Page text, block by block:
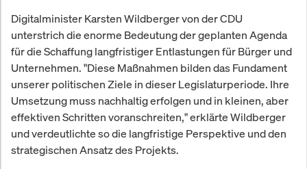
Digitalminister Karsten Wildberger von der CDU
unterstrich die enorme Bedeutung der geplanten Agenda
für die Schaffung langfristiger Entlastungen für Bürger und
Unternehmen. "Diese Maßnahmen bilden das Fundament
unserer politischen Ziele in dieser Legislaturperiode. Ihre
Umsetzung muss nachhaltig erfolgen und in kleinen, aber
effektiven Schritten voranschreiten," erklärte Wildberger
und verdeutlichte so die langfristige Perspektive und den
strategischen Ansatz des Projekts.